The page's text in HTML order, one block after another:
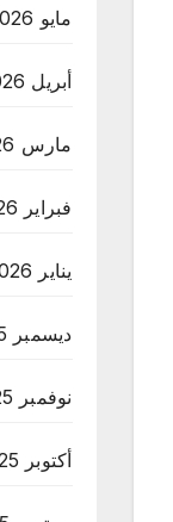
مايو 2026
أبريل 2026
مارس 2026
فبراير 2026
يناير 2026
ديسمبر 2025
نوفمبر 2025
أكتوبر 2025